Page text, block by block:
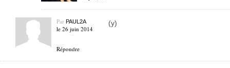
Par PAUL2A
le 26 juin 2014
Répondre
(y)